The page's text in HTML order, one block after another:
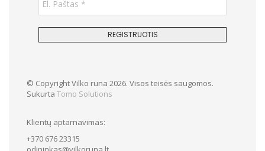
© Copyright Vilko runa 2026. Visos teisės saugomos.
Sukurta Tomo Solutions
Klientų aptarnavimas:
+370 676 23315